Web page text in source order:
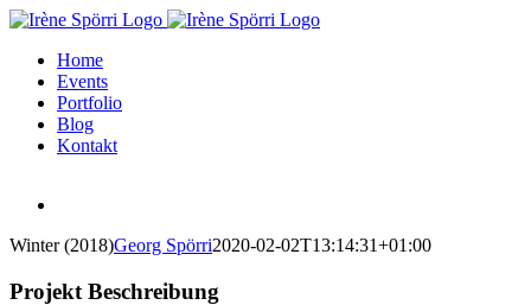
Zum
springenHome
Events
Portfolio
Blog
Kontakt
Winter (2018)Georg Spörri2020-02-02T13:14:31+01:00
Projekt Beschreibung